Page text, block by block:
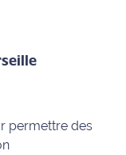
permettre des